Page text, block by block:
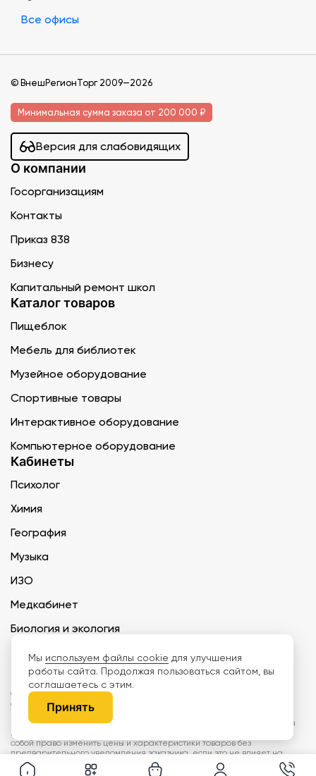
Все офисы
© ВнешРегионТорг 2009—2026
Минимальная сумма заказа от 200 000 ₽
Версия для слабовидящих
О компании
Госорганизациям
Контакты
Приказ 838
Бизнесу
Капитальный ремонт школ
Каталог товаров
Пищеблок
Мебель для библиотек
Музейное оборудование
Спортивные товары
Интерактивное оборудование
Компьютерное оборудование
Кабинеты
Психолог
Химия
География
Музыка
ИЗО
Медкабинет
Биология и экология
Технология
ООО «Дети наше будущее» ИНН 6671165273 ОГРН 1216600030250 КПП
667101001 БИК 046577674
Информация на сайте не является публичной офертой. Изображения
могут отличаться от поставляемых товаров. Поставщик оставляет за
собой право изменить цены и характеристики товаров без
предварительного уведомления заказчика, если это не влияет на
качество поставляемой продукции. Мы используем cookie, чтобы делать
сайт лучше. Пользуясь сайтом, вы соглашаетесь справилами
Мы используем файлы cookie для улучшения
работы сайта. Продолжая пользоваться сайтом, вы
соглашаетесь с этим.
Принять